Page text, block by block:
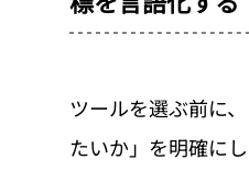
ツールを選ぶ前に
たいか」を明確にし